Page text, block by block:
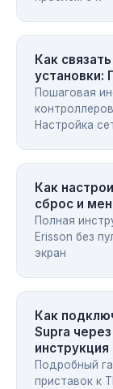
Как
установки:
Пошаговая
Настройка
Как
сброс и
Полная
Erisson без
экран
Как
Supra
инструкция
Подробный
приставок к